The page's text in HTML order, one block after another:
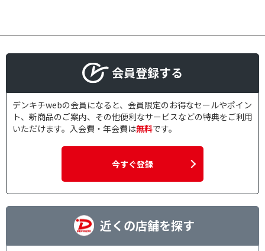
会員登録する
デンキチwebの会員になると、会員限定のお得なセールやポイン
ト、新商品のご案内、その他便利なサービスなどの特典をご利用
いただけます。入会費・年会費は無料です。
今すぐ登録
近くの店舗を探す